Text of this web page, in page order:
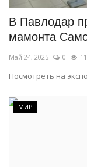
В Павлодар
мамонта
Май 24, 2025 0
Посмотреть на
МИР